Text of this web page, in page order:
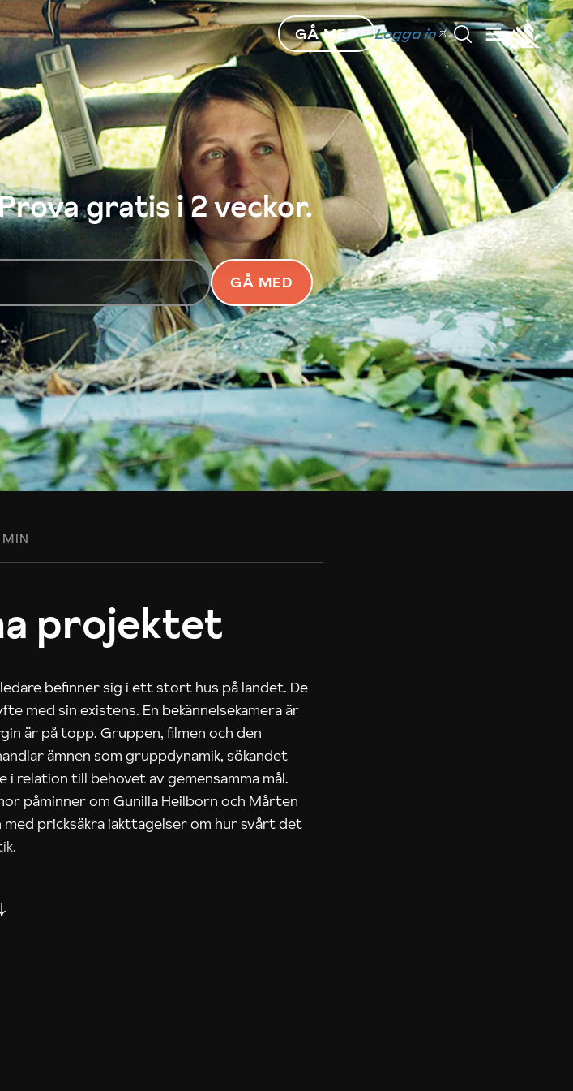
GÅ MED Logga in
gratis i 2 veckor.
GÅ MED
projektet
befinner sig i ett stort hus på landet. De
med sin existens. En bekännelsekamera är
är på topp. Gruppen, filmen och den
ämnen som gruppdynamik, sökandet
relation till behovet av gemensamma mål.
påminner om Gunilla Heilborn och Mårten
pricksäkra iakttagelser om hur svårt det